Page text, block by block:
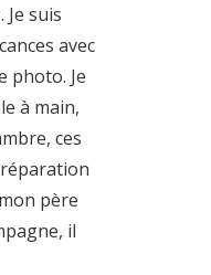
Je suis
avec
photo. Je
à main,
ces
père
il